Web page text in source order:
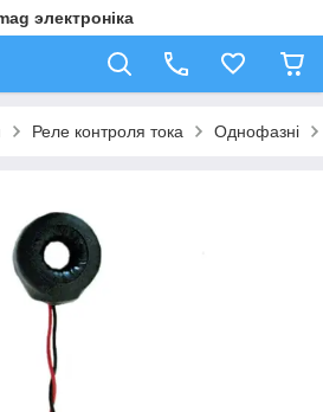
электроніка
Реле контроля тока Однофазні